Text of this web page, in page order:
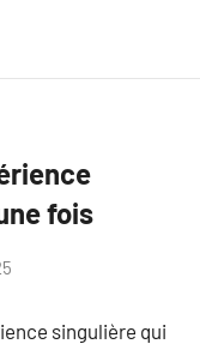
fois
singulière qui